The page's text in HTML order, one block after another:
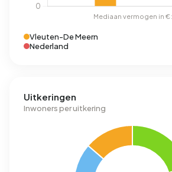
Vleuten-De Meern
Nederland
Uitkeringen
Inwoners per uitkering